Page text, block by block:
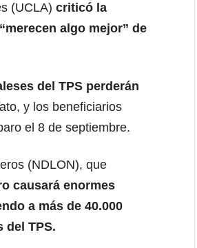
(UCLA) criticó la
algo mejor” de
del TPS perderán
y los beneficiarios
el 8 de septiembre.
(NDLON), que
causará enormes
a más de 40.000
del TPS.